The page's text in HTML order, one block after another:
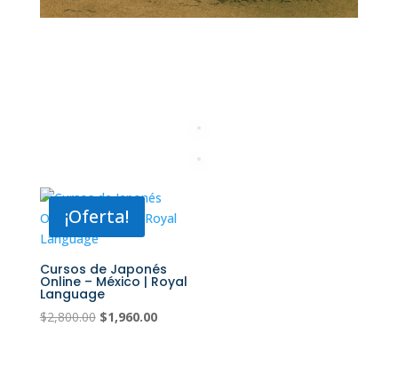
¡Oferta!
Cursos de Japonés
Online – México | Royal
Language
$2,800.00 El
$1,960.00El